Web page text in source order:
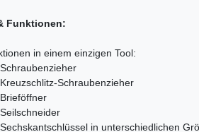
Funktionen:
in einem einzigen Tool:
Schraubenzieher
Kreuzschlitz-Schraubenzieher
Brieföffner
Seilschneider
Sechskantschlüssel in unterschiedlichen